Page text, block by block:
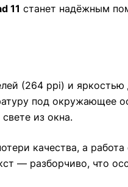
11 станет надёжным
(264 ppi) и
под окружающее
из окна.
качества, а
— разборчиво, что